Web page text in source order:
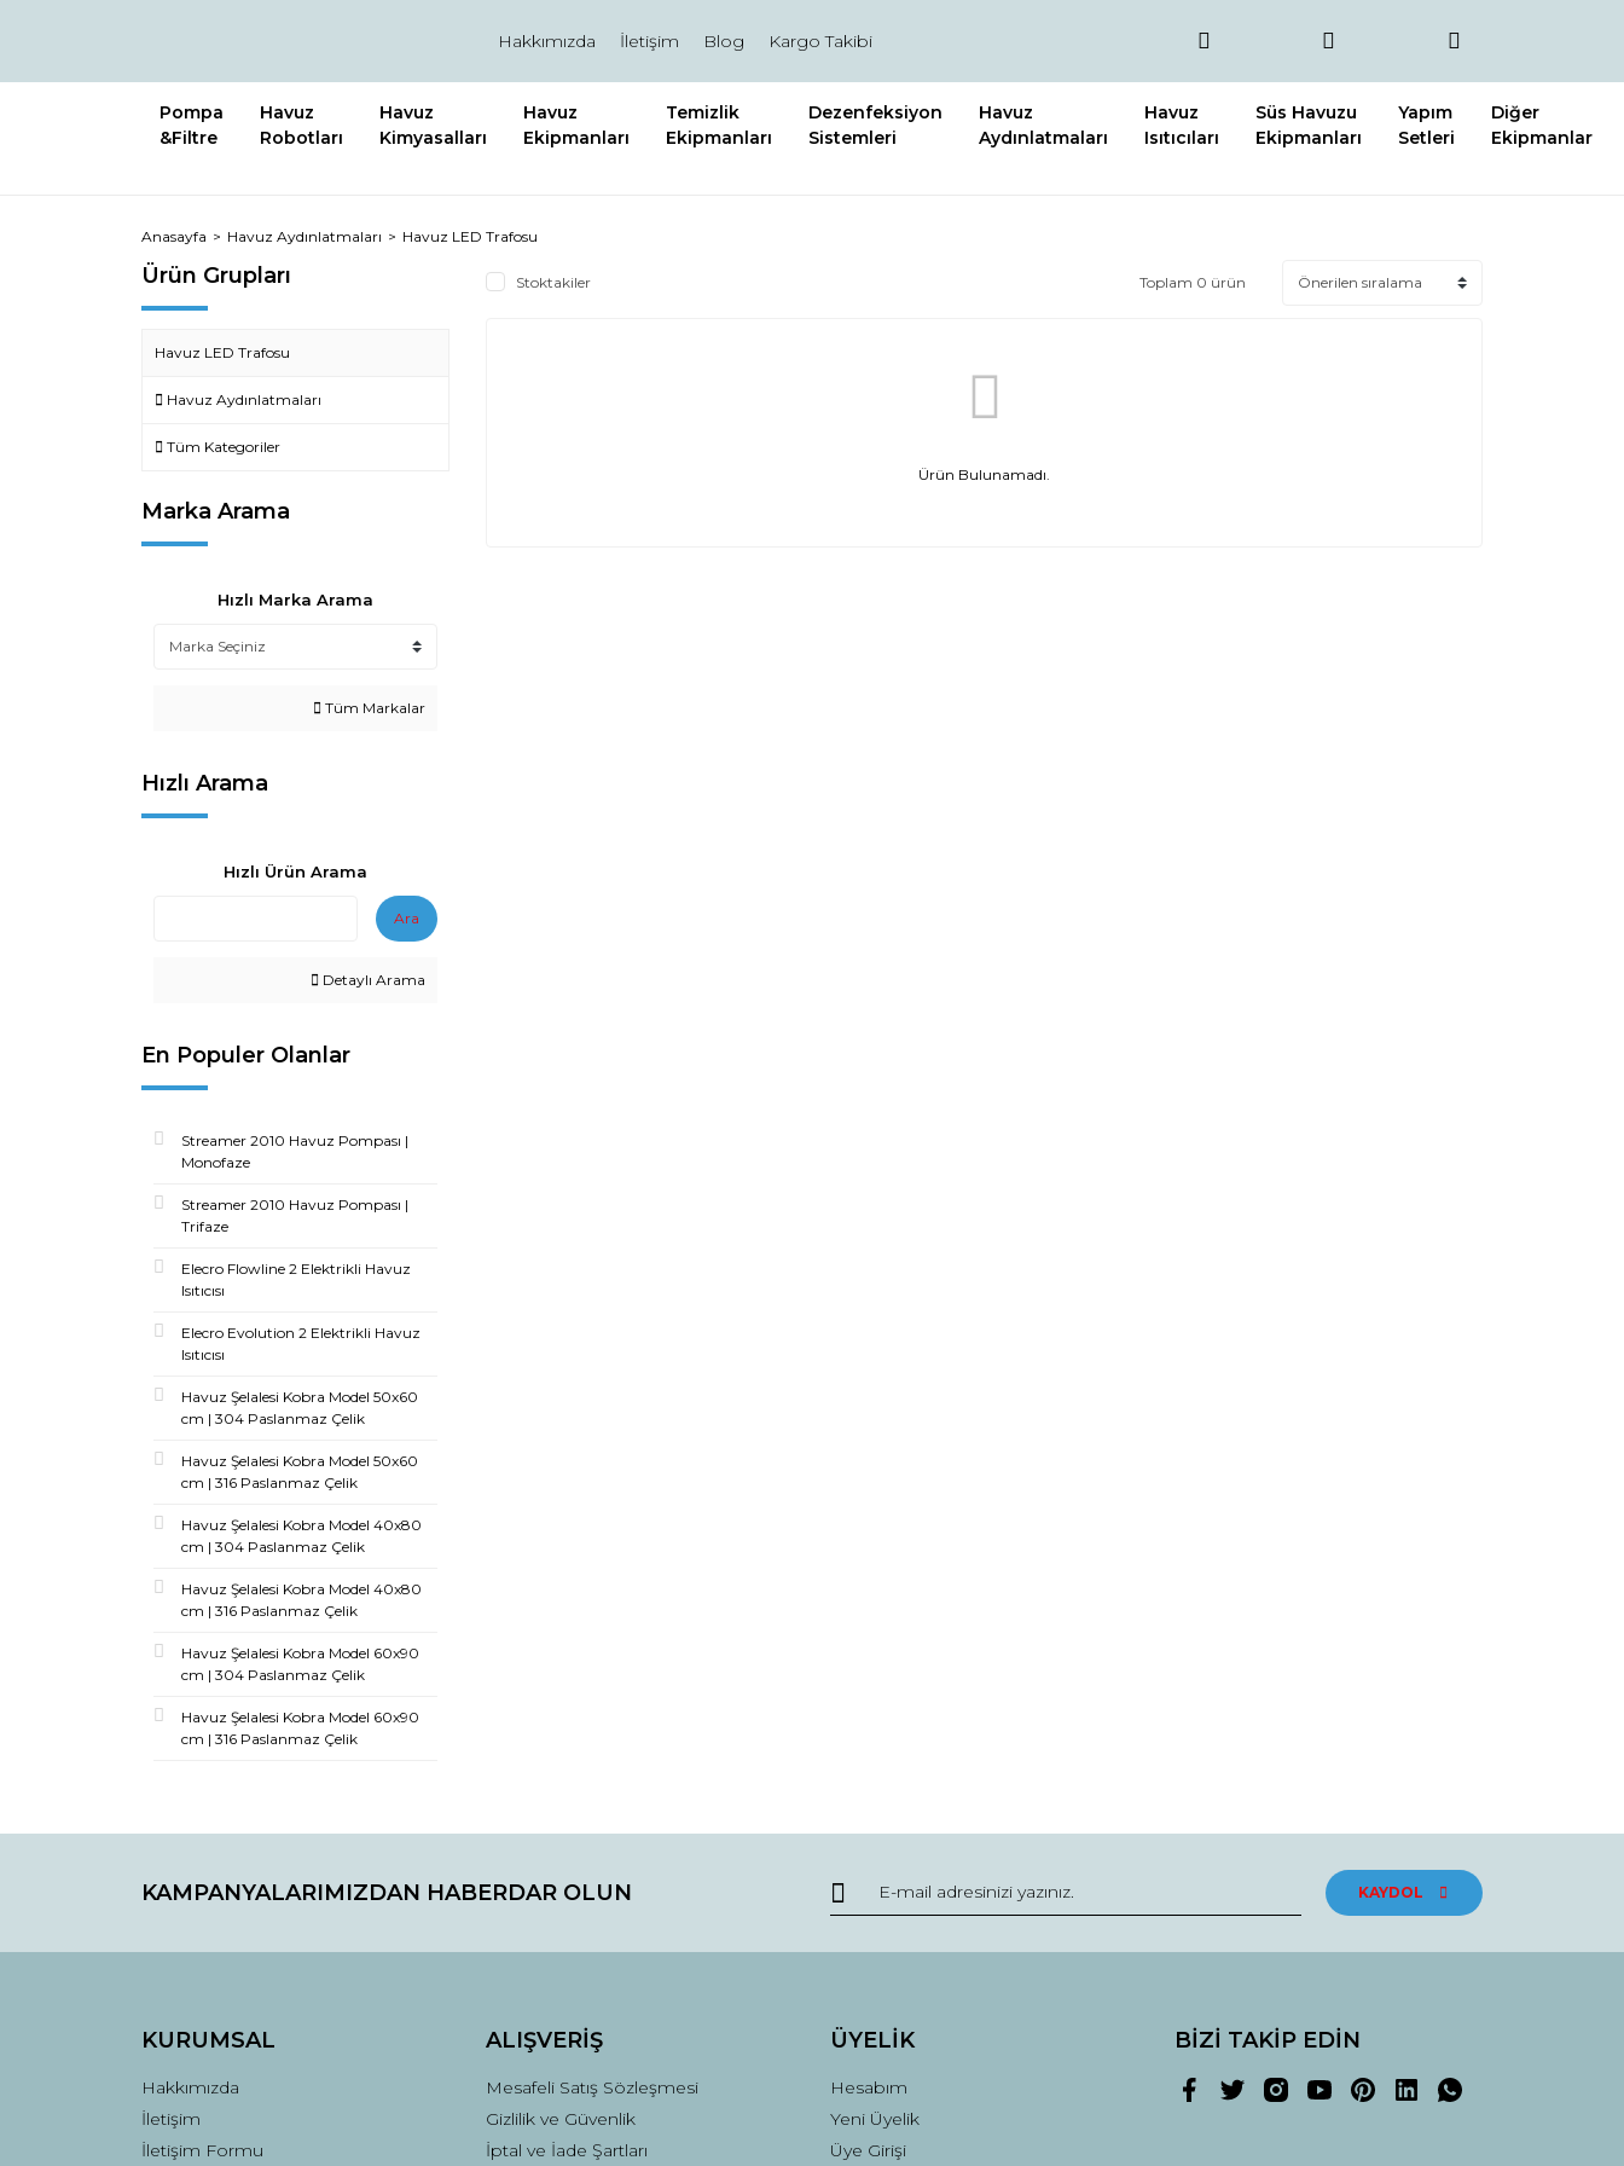
Hakkımızda İletişim Blog Kargo Takibi
Pompa
&Filtre
Havuz
Robotları
Havuz
Kimyasalları
Havuz
Ekipmanları
Temizlik
Ekipmanları
Dezenfeksiyon
Sistemleri
Havuz
Aydınlatmaları
Havuz
Isıtıcıları
Süs Havuzu
Ekipmanları
Yapım
Setleri
Diğer
Ekipmanlar
Anasayfa Havuz Aydınlatmaları Havuz LED Trafosu
Ürün Grupları
Havuz LED Trafosu
Havuz Aydınlatmaları
Tüm Kategoriler
Marka Arama
Hızlı Marka Arama
Tüm Markalar
Hızlı Arama
Hızlı Ürün Arama
Ara
Detaylı Arama
En Populer Olanlar
Streamer 2010 Havuz Pompası |
Monofaze
Streamer 2010 Havuz Pompası |
Trifaze
Elecro Flowline 2 Elektrikli Havuz
Isıtıcısı
Elecro Evolution 2 Elektrikli Havuz
Isıtıcısı
Havuz Şelalesi Kobra Model 50x60
cm | 304 Paslanmaz Çelik
Havuz Şelalesi Kobra Model 50x60
cm | 316 Paslanmaz Çelik
Havuz Şelalesi Kobra Model 40x80
cm | 304 Paslanmaz Çelik
Havuz Şelalesi Kobra Model 40x80
cm | 316 Paslanmaz Çelik
Havuz Şelalesi Kobra Model 60x90
cm | 304 Paslanmaz Çelik
Havuz Şelalesi Kobra Model 60x90
cm | 316 Paslanmaz Çelik
Stoktakiler Toplam 0 ürün
Ürün Bulunamadı.
KAMPANYALARIMIZDAN HABERDAR OLUN KAYDOL
KURUMSAL
Hakkımızda
İletişim
İletişim Formu
ALIŞVERİŞ
Mesafeli Satış Sözleşmesi
Gizlilik ve Güvenlik
İptal ve İade Şartları
ÜYELİK
Hesabım
Yeni Üyelik
Üye Girişi
BİZİ TAKİP EDİN